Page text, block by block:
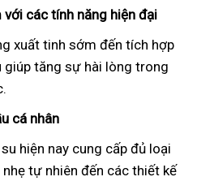
các tính năng hiện đại
xuất tinh sớm đến tích hợp
giúp tăng sự hài lòng trong
cá nhân
hiện nay cung cấp đủ loại
tự nhiên đến các thiết kế